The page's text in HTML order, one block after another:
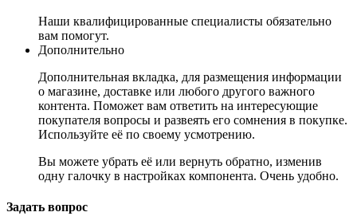
Наши квалифицированные специалисты обязательно
вам помогут.
Дополнительно
Дополнительная вкладка, для размещения информации
о магазине, доставке или любого другого важного
контента. Поможет вам ответить на интересующие
покупателя вопросы и развеять его сомнения в покупке.
Используйте её по своему усмотрению.
Вы можете убрать её или вернуть обратно, изменив
одну галочку в настройках компонента. Очень удобно.
Задать вопрос